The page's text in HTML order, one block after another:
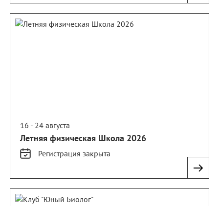
16 - 24 августа
Летняя физическая Школа 2026
Регистрация закрыта